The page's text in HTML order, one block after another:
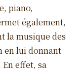
piano,
également,
la musique des
en lui donnant
effet, sa